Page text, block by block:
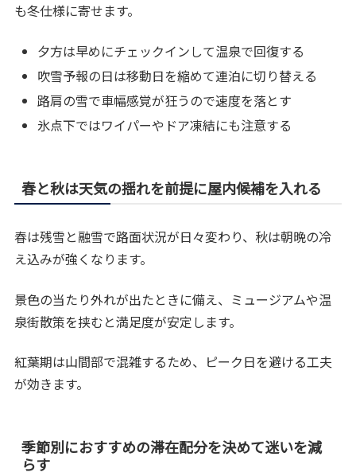
も冬仕様に寄せます。
夕方は早めにチェックインして温泉で回復する
吹雪予報の日は移動日を縮めて連泊に切り替える
路肩の雪で車幅感覚が狂うので速度を落とす
氷点下ではワイパーやドア凍結にも注意する
春と秋は天気の揺れを前提に屋内候補を入れる
春は残雪と融雪で路面状況が日々変わり、秋は朝晩の冷
え込みが強くなります。
景色の当たり外れが出たときに備え、ミュージアムや温
泉街散策を挟むと満足度が安定します。
紅葉期は山間部で混雑するため、ピーク日を避ける工夫
が効きます。
季節別におすすめの滞在配分を決めて迷いを減
らす